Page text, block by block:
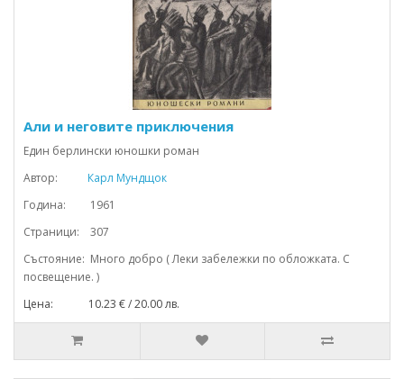
Али и неговите приключения
Един берлински юношки роман
Автор:
Карл Мундщок
Година: 1961
Страници: 307
Състояние: Много добро ( Леки забележки по обложката. С
посвещение. )
Цена: 10.23 € / 20.00 лв.